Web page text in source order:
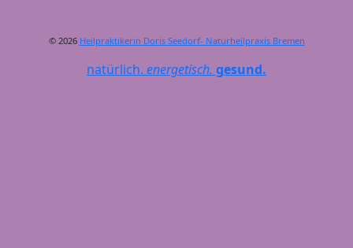
© 2026 Heilpraktikerin Doris Seedorf- Naturheilpraxis Bremen
natürlich. energetisch. gesund.